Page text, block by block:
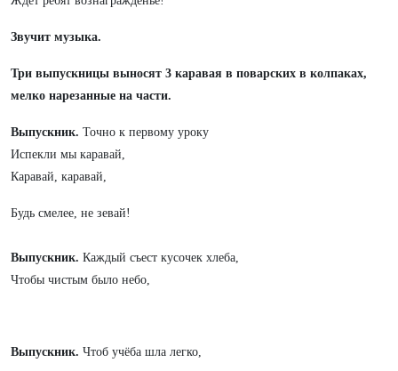
Звучит музыка.
Три выпускницы выносят 3 каравая в поварских в колпаках,
мелко нарезанные на части.
Выпускник. Точно к первому уроку
Испекли мы каравай,
Каравай, каравай,
Будь смелее, не зевай!
Выпускник. Каждый съест кусочек хлеба,
Чтобы чистым было небо,
Выпускник. Чтоб учёба шла легко,